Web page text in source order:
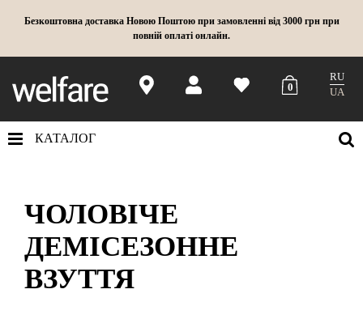
Безкоштовна доставка Новою Поштою при замовленні від 3000 грн при
повній оплаті онлайн.
0
RU
UA
КАТАЛОГ
ЧОЛОВІЧЕ
ДЕМІСЕЗОННЕ
ВЗУТТЯ